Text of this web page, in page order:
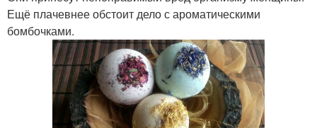
Ещё плачевнее обстоит дело с ароматическими
бомбочками.